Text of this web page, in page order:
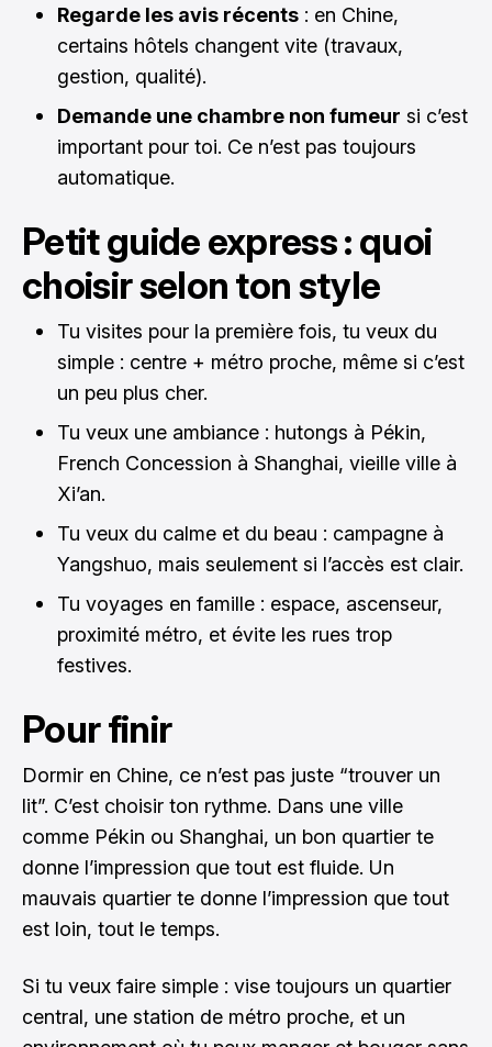
Regarde les avis récents : en Chine,
certains hôtels changent vite (travaux,
gestion, qualité).
Demande une chambre non fumeur si c’est
important pour toi. Ce n’est pas toujours
automatique.
Petit guide express : quoi
choisir selon ton style
Tu visites pour la première fois, tu veux du
simple : centre + métro proche, même si c’est
un peu plus cher.
Tu veux une ambiance : hutongs à Pékin,
French Concession à Shanghai, vieille ville à
Xi’an.
Tu veux du calme et du beau : campagne à
Yangshuo, mais seulement si l’accès est clair.
Tu voyages en famille : espace, ascenseur,
proximité métro, et évite les rues trop
festives.
Pour finir
Dormir en Chine, ce n’est pas juste “trouver un
lit”. C’est choisir ton rythme. Dans une ville
comme Pékin ou Shanghai, un bon quartier te
donne l’impression que tout est fluide. Un
mauvais quartier te donne l’impression que tout
est loin, tout le temps.
Si tu veux faire simple : vise toujours un quartier
central, une station de métro proche, et un